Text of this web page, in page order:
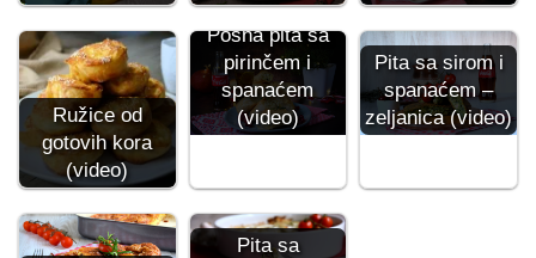
Ružice od
gotovih kora
(video)
Posna pita sa
pirinčem i
spanaćem
(video)
Pita sa sirom i
spanaćem –
zeljanica (video)
Pita sa